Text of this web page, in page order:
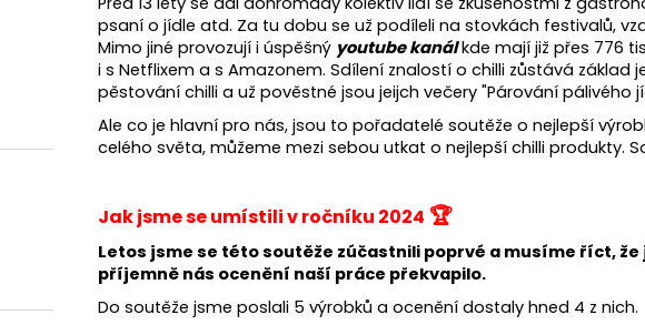
psaní o jídle atd. Za tu dobu se už podíleli na stovkách festivalů,
Mimo jiné provozují i úspěšný youtube kanálkde mají již přes 776
i s Netflixem a s Amazonem. Sdílení znalostí o chilli zůstává základ
pěstování chilli a už pověstné jsou jeijch večery "Párování pálivého
Ale co je hlavní pro nás, jsou to pořadatelé soutěže o nejlepší
celého světa, můžeme mezi sebou utkat o nejlepší chilli produkty.
Jak jsme se umístili v ročníku 2024 🏆
Letos jsme se této soutěže zúčastnili poprvé a musíme říct,
příjemně nás ocenění naší práce překvapilo.
Do soutěže jsme poslali 5 výrobků a ocenění dostaly hned 4 z nich.